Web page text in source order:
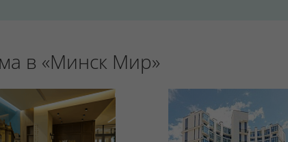
в «Минск Мир»